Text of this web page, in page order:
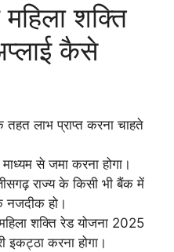
शक्ति
कैसे
लाभ प्राप्त करना चाहते
से जमा करना होगा।
राज्य के किसी भी बैंक में
नजदीक हो।
शक्ति रेड योजना 2025
इकट्ठा करना होगा।